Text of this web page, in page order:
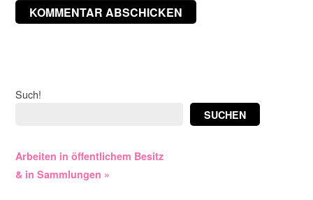
Such!
SUCHEN
Arbeiten in öffentlichem Besitz
& in Sammlungen »